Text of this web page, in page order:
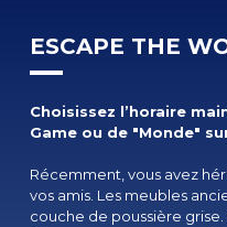
ESCAPE THE
Choisissez l’horaire
Game ou de "Monde"
Récemment, vous avez
vos amis. Les meubles
couche de poussière